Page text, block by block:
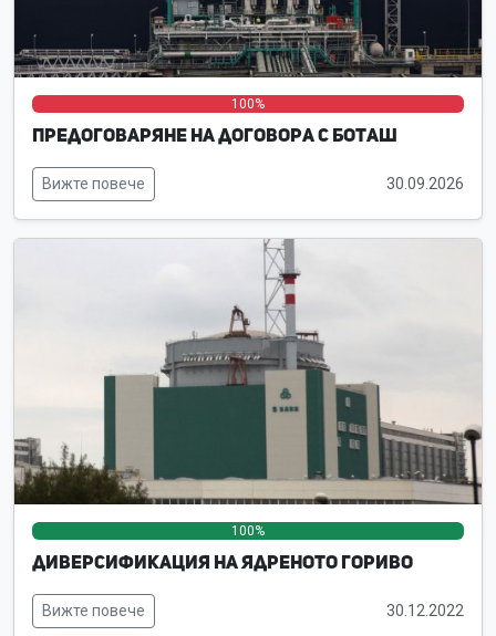
0%
0% 100%
Предоговаряне на договора с Боташ
Вижте повече 30.09.2026
100%
Диверсификация на ядреното гориво
Вижте повече 30.12.2022